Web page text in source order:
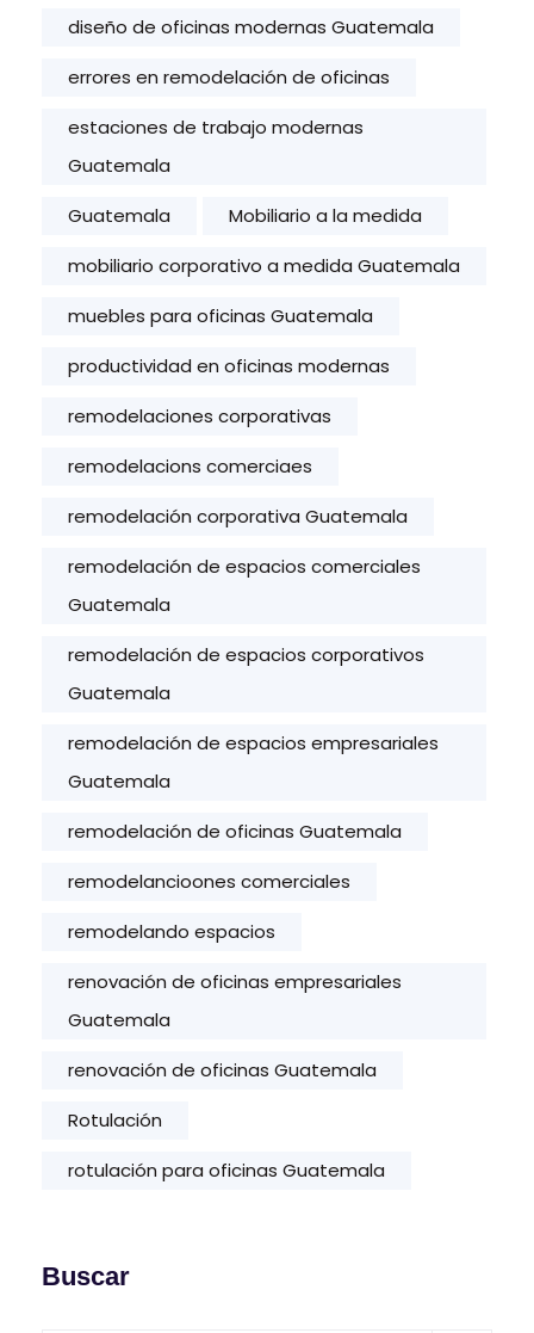
diseño de oficinas modernas Guatemala
errores en remodelación de oficinas
estaciones de trabajo modernas
Guatemala
Guatemala
Mobiliario a la medida
mobiliario corporativo a medida Guatemala
muebles para oficinas Guatemala
productividad en oficinas modernas
remodelaciones corporativas
remodelacions comerciaes
remodelación corporativa Guatemala
remodelación de espacios comerciales
Guatemala
remodelación de espacios corporativos
Guatemala
remodelación de espacios empresariales
Guatemala
remodelación de oficinas Guatemala
remodelancioones comerciales
remodelando espacios
renovación de oficinas empresariales
Guatemala
renovación de oficinas Guatemala
Rotulación
rotulación para oficinas Guatemala
Buscar